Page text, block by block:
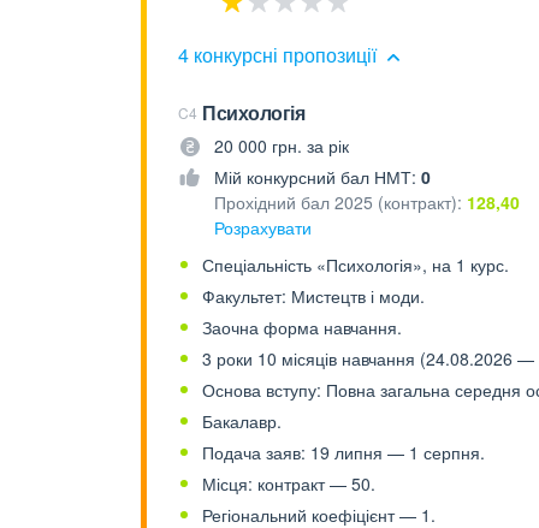
4 конкурсні пропозиції
C4 Психологія
20 000 грн. за рік
Мій конкурсний бал НМТ: 0
Прохідний бал 2025 (контракт): 128,40
Розрахувати
Спеціальність «Психологія», на 1 курс.
Факультет: Мистецтв і моди.
Заочна форма навчання.
3 роки 10 місяців навчання (24.08.2026
Основа вступу: Повна загальна середня
Бакалавр.
Подача заяв: 19 липня — 1 серпня.
Місця: контракт — 50.
Регіональний коефіцієнт — 1.